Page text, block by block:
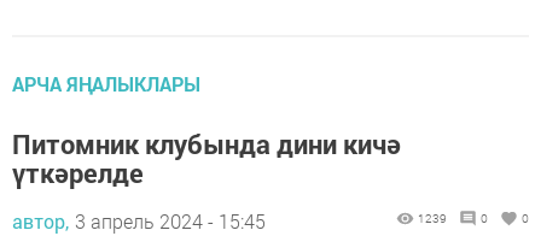
АРЧА ЯҢАЛЫКЛАРЫ
Питомник клубында дини кичә
үткәрелде
автор, 3 апрель 2024 - 15:45 1239 0 0